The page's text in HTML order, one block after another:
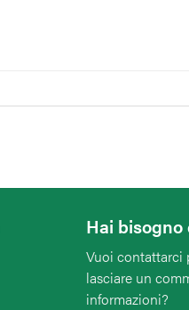
Hai
Vuoi contattarci
lasciare un
informazioni?